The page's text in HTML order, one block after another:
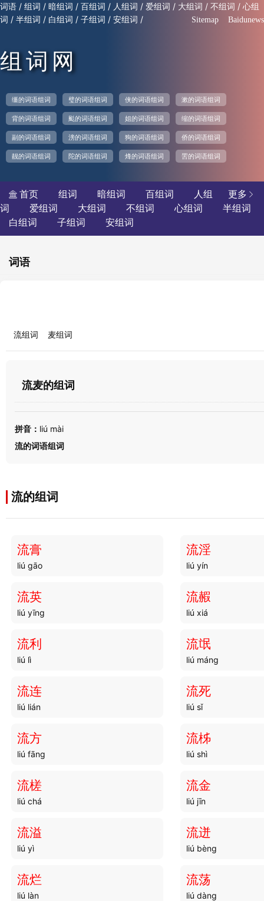
词语 / 组词 / 暗组词 / 百组词 / 人组词 / 爱组词 / 大组词 / 不组词 / 心组
词 / 半组词 / 白组词 / 子组词 / 安组词 / Sitemap Baidunews
组词网
缰的词语组词 璧的词语组词 侠的词语组词 漱的词语组词
背的词语组词 颩的词语组词 姐的词语组词 缩的词语组词
副的词语组词 滂的词语组词 狗的词语组词 侨的词语组词
靓的词语组词 陀的词语组词 烽的词语组词 罟的词语组词
更多 
 首页 组词 暗组词 百组词
人组
词
爱组词 大组词 不组词 心组词
半组词
白组词
子组词 安组词
词语
流组词 麦组词
流麦的组词
拼音： liú mài
流的词语组词
流的组词
流膏
liú gāo
流淫
liú yín
流英
liú yīng
流赮
liú xiá
流利
liú lì
流氓
liú máng
流连
liú lián
流死
liú sǐ
流方
liú fāng
流柹
liú shì
流槎
liú chá
流金
liú jīn
流溢
liú yì
流迸
liú bèng
流烂
liú làn
流荡
liú dàng